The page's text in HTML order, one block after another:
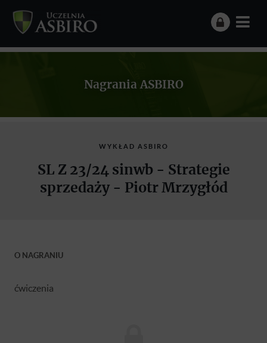
Nagrania ASBIRO
WYKŁAD ASBIRO
SL Z 23/24 sinwb - Strategie
sprzedaży - Piotr Mrzygłód
O NAGRANIU
ćwiczenia